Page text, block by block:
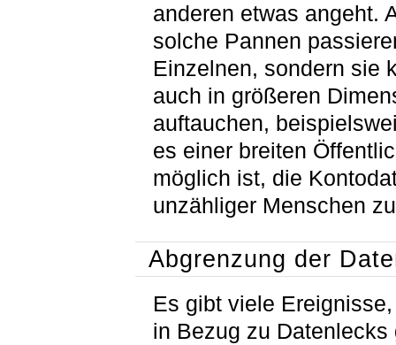
anderen etwas angeht.
solche Pannen
Einzelnen, sondern sie
auch in größeren
auftauchen,
es einer breiten
möglich ist, die
unzähliger Menschen
Abgrenzung der
Es gibt viele
in Bezug zu Datenlecks